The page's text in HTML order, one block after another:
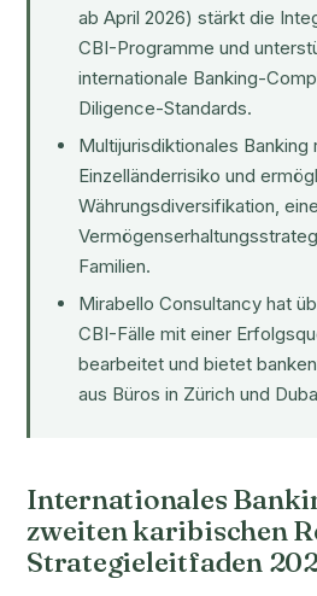
ab April 2026) stärkt die
CBI-Programme und
internationale Banking-
Diligence-Standards.
Multijurisdiktionales Banking
Einzelländerrisiko und
Währungsdiversifikation,
Familien.
Mirabello Consultancy hat
CBI-Fälle mit einer
bearbeitet und bietet
aus Büros in Zürich und
Internationales
zweiten karibischen
Strategieleitfaden